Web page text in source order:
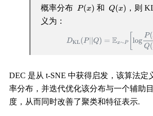
概率分布
和
，则
义为：
DEC 是从 t-SNE 中获得启发，该算法定
率分布，并迭代优化该分布与一个辅助
度，从而同时改善了聚类和特征表示.